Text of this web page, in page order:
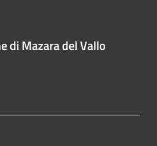
di Mazara del Vallo